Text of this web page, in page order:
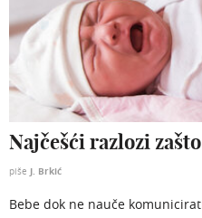
Najčešći razlozi
piše J. Brkić
Bebe dok ne nauče